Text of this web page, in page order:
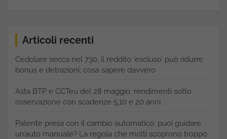
Articoli recenti
Cedolare secca nel 730, il reddito ‘escluso’ può ridurre
bonus e detrazioni: cosa sapere davvero
Asta BTP e CCTeu del 28 maggio: rendimenti sotto
osservazione con scadenze 5,10 e 20 anni
Patente presa con il cambio automatico: puoi guidare
un’auto manuale? La regola che molti scoprono troppo